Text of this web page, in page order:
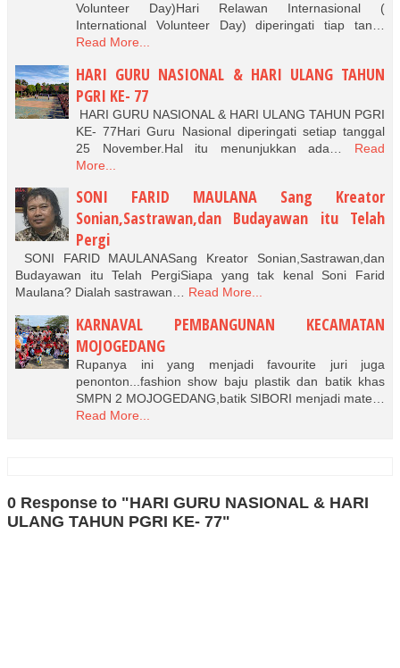
Volunteer Day)Hari Relawan Internasional (
International Volunteer Day) diperingati tiap tan…
Read More...
HARI GURU NASIONAL & HARI ULANG TAHUN
PGRI KE- 77
HARI GURU NASIONAL & HARI ULANG TAHUN PGRI
KE- 77Hari Guru Nasional diperingati setiap tanggal
25 November.Hal itu menunjukkan ada…
Read
More...
SONI FARID MAULANA Sang Kreator
Sonian,Sastrawan,dan Budayawan itu Telah
Pergi
SONI FARID MAULANASang Kreator Sonian,Sastrawan,dan
Budayawan itu Telah PergiSiapa yang tak kenal Soni Farid
Maulana? Dialah sastrawan… Read More...
KARNAVAL PEMBANGUNAN KECAMATAN
MOJOGEDANG
Rupanya ini yang menjadi favourite juri juga
penonton...fashion show baju plastik dan batik khas
SMPN 2 MOJOGEDANG,batik SIBORI menjadi mate…
Read More...
0 Response to "HARI GURU NASIONAL & HARI
ULANG TAHUN PGRI KE- 77"